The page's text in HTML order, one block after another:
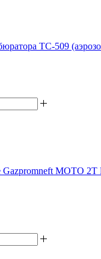
ТС-509
Gazpromneft MOTO